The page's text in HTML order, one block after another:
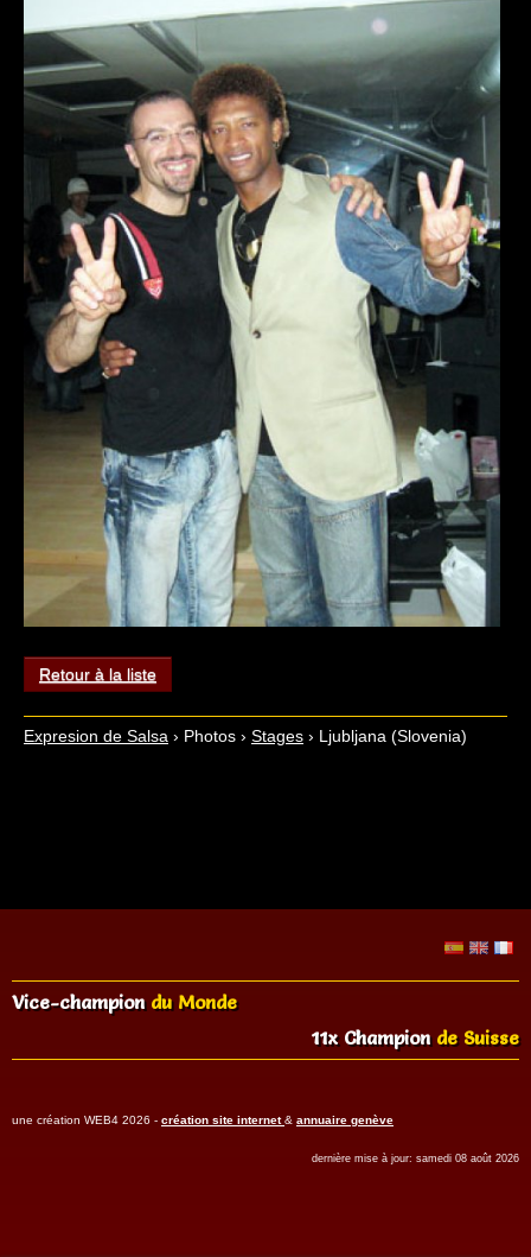
Retour à la liste
Expresion de Salsa › Photos › Stages › Ljubljana (Slovenia)
Vice-champion du Monde
11x Champion de Suisse
une création WEB4 2026 - création site internet & annuaire genève
dernière mise à jour: samedi 08 août 2026